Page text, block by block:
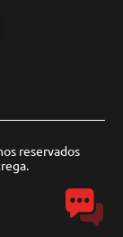
reservados